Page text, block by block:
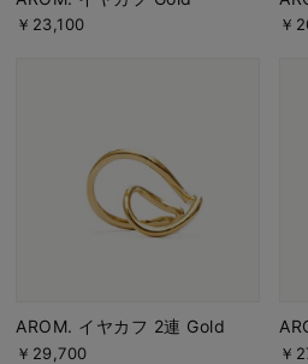
￥23,100 ￥
AROM. イヤカフ 2連 Gold
￥29,700 ￥